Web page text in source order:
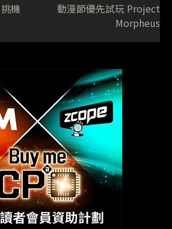
挑機
動漫節優先試玩 Project
Morpheus